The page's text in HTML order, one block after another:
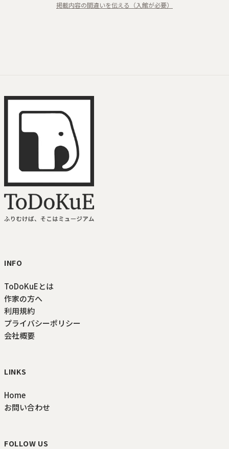
世界的貴重性
掲載内容の間違いを伝える（入館が必要）
INFO
ToDoKuEとは
作家の方へ
利用規約
プライバシーポリシー
会社概要
LINKS
Home
お問い合わせ
FOLLOW US